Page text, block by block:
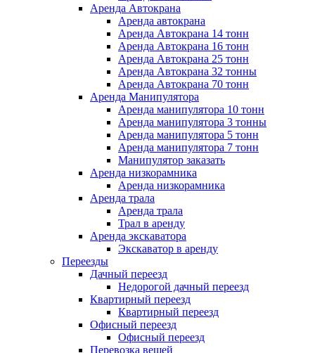
Аренда Автокрана
Аренда автокрана
Аренда Автокрана 14 тонн
Аренда Автокрана 16 тонн
Аренда Автокрана 25 тонн
Аренда Автокрана 32 тонны
Аренда Автокрана 70 тонн
Аренда Манипулятора
Аренда манипулятора 10 тонн
Аренда манипулятора 3 тонны
Аренда манипулятора 5 тонн
Аренда манипулятора 7 тонн
Манипулятор заказать
Аренда низкорамника
Аренда низкорамника
Аренда трала
Аренда трала
Трал в аренду
Аренда экскаватора
Экскаватор в аренду
Переезды
Дачный переезд
Недорогой дачный переезд
Квартирный переезд
Квартирный переезд
Офисный переезд
Офисный переезд
Перевозка вещей